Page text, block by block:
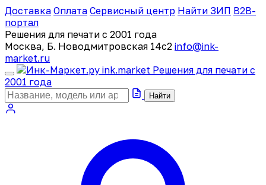
Доставка Оплата Сервисный центр Найти ЗИП B2B-
портал
Решения для печати с 2001 года
Москва, Б. Новодмитровская 14с2 info@ink-
market.ru
ink.market Решения для печати с
2001 года
Найти